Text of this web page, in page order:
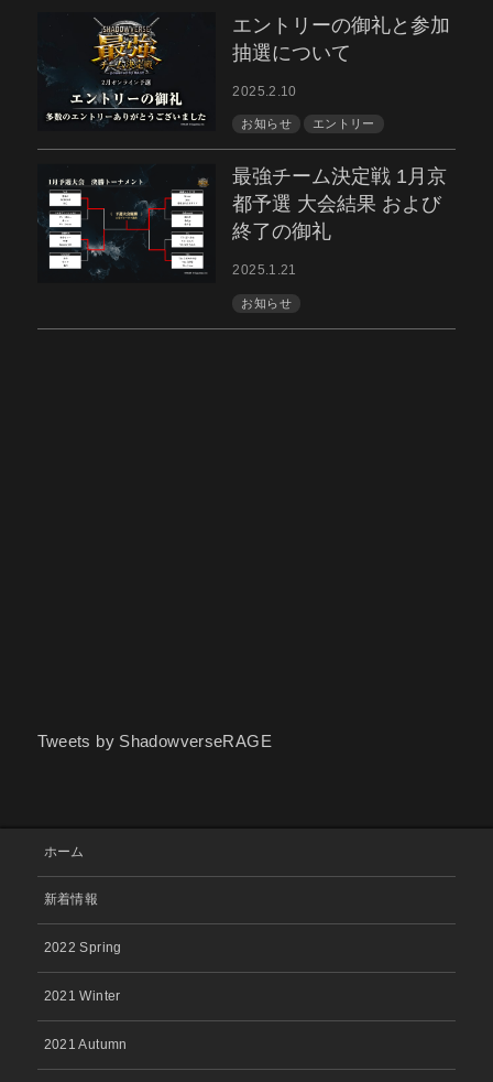
エントリーの御礼と参加
抽選について
2025.2.10
お知らせ エントリー
最強チーム決定戦 1月京
都予選 大会結果 および
終了の御礼
2025.1.21
お知らせ
Tweets by ShadowverseRAGE
ホーム
新着情報
2022 Spring
2021 Winter
2021 Autumn